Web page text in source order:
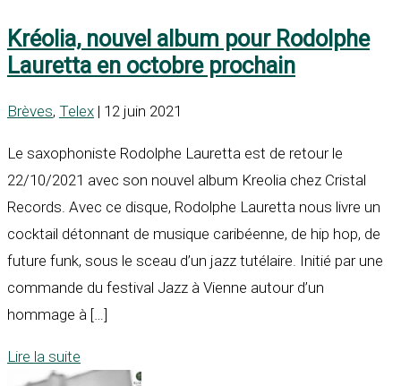
Kréolia, nouvel album pour Rodolphe
Lauretta en octobre prochain
Brèves, Telex | 12 juin 2021
Le saxophoniste Rodolphe Lauretta est de retour le
22/10/2021 avec son nouvel album Kreolia chez Cristal
Records. Avec ce disque, Rodolphe Lauretta nous livre un
cocktail détonnant de musique caribéenne, de hip hop, de
future funk, sous le sceau d’un jazz tutélaire. Initié par une
commande du festival Jazz à Vienne autour d’un
hommage à […]
Lire la suite